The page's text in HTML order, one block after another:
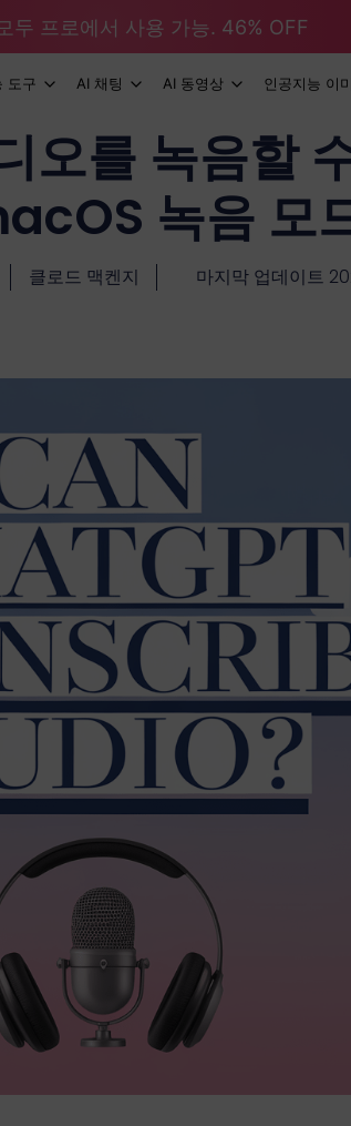
두 프로에서 사용 가능. 46% OFF
도구 AI 채팅 AI 동영상 인공지능 이
오를 녹음할
녹음 모
클로드 맥켄지 마지막 업데이트